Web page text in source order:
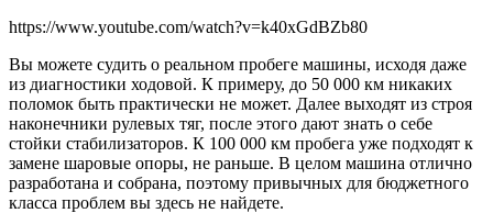
https://www.youtube.com/watch?v=k40xGdBZb80
Вы можете судить о реальном пробеге машины, исходя даже
из диагностики ходовой. К примеру, до 50 000 км никаких
поломок быть практически не может. Далее выходят из строя
наконечники рулевых тяг, после этого дают знать о себе
стойки стабилизаторов. К 100 000 км пробега уже подходят к
замене шаровые опоры, не раньше. В целом машина отлично
разработана и собрана, поэтому привычных для бюджетного
класса проблем вы здесь не найдете.